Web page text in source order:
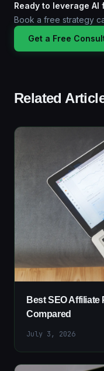
Ready to leverage
Book a free strategy
Get a Free
Related
Best SEO
Compared
July 3, 2026